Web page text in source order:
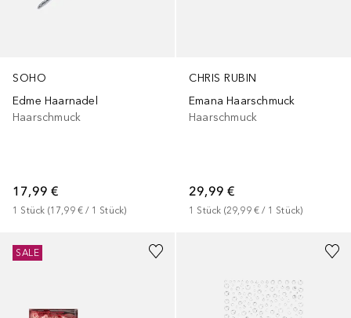
SOHO
Edme Haarnadel
Haarschmuck
17,99 €
1 Stück (17,99 € / 1 Stück)
CHRIS RUBIN
Emana Haarschmuck
Haarschmuck
29,99 €
1 Stück (29,99 € / 1 Stück)
SALE